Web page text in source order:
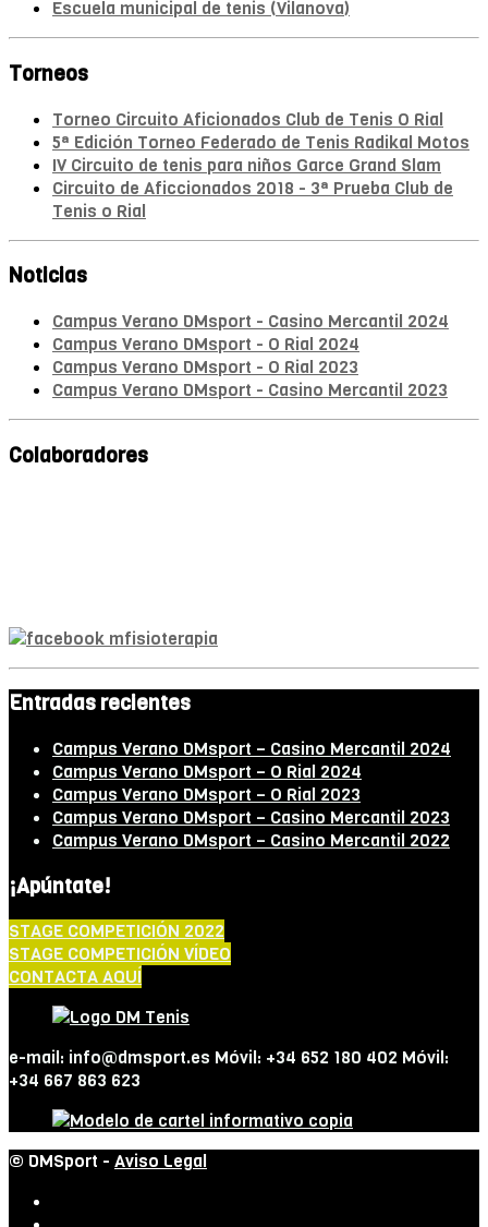
Escuela municipal de tenis (Vilanova)
Torneos
Torneo Circuito Aficionados Club de Tenis O Rial
5ª Edición Torneo Federado de Tenis Radikal Motos
IV Circuito de tenis para niños Garce Grand Slam
Circuito de Aficcionados 2018 - 3ª Prueba Club de
Tenis o Rial
Noticias
Campus Verano DMsport - Casino Mercantil 2024
Campus Verano DMsport - O Rial 2024
Campus Verano DMsport - O Rial 2023
Campus Verano DMsport - Casino Mercantil 2023
Colaboradores
Entradas recientes
Campus Verano DMsport – Casino Mercantil 2024
Campus Verano DMsport – O Rial 2024
Campus Verano DMsport – O Rial 2023
Campus Verano DMsport – Casino Mercantil 2023
Campus Verano DMsport – Casino Mercantil 2022
¡Apúntate!
STAGE COMPETICIÓN 2022
STAGE COMPETICIÓN VÍDEO
CONTACTA AQUÍ
e-mail: info@dmsport.es Móvil: +34 652 180 402 Móvil:
+34 667 863 623
© DMSport - Aviso Legal